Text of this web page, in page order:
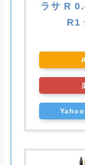
ラサ R
R1